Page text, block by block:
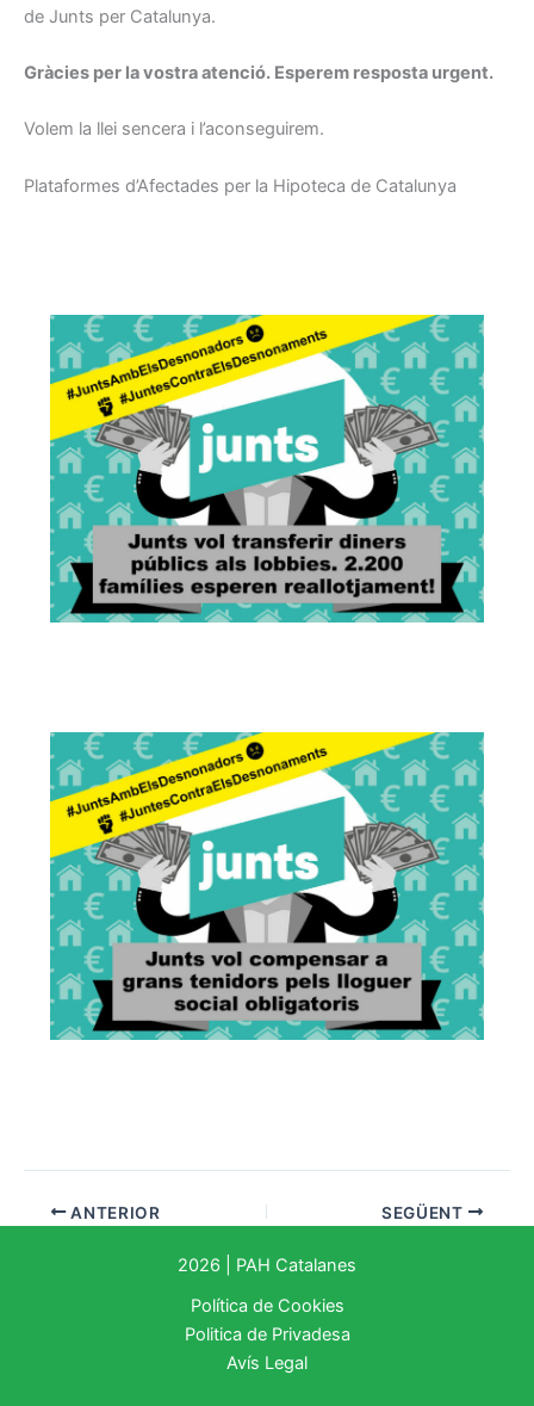
de Junts per Catalunya.
Gràcies per la vostra atenció. Esperem resposta urgent.
Volem la llei sencera i l’aconseguirem.
Plataformes d’Afectades per la Hipoteca de Catalunya
ANTERIOR SEGÜENT
2026 | PAH Catalanes
Política de Cookies
Politica de Privadesa
Avís Legal